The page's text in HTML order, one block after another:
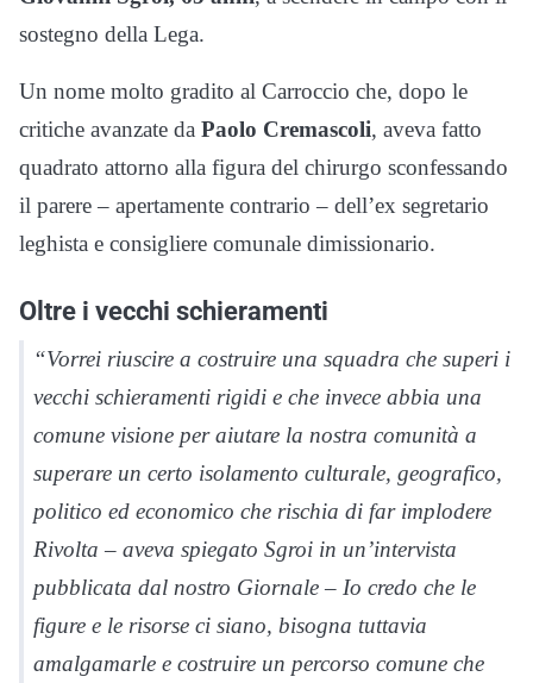
sostegno della Lega.
Un nome molto gradito al Carroccio che, dopo le
critiche avanzate da Paolo Cremascoli, aveva fatto
quadrato attorno alla figura del chirurgo sconfessando
il parere – apertamente contrario – dell’ex segretario
leghista e consigliere comunale dimissionario.
Oltre i vecchi schieramenti
“Vorrei riuscire a costruire una squadra che superi i
vecchi schieramenti rigidi e che invece abbia una
comune visione per aiutare la nostra comunità a
superare un certo isolamento culturale, geografico,
politico ed economico che rischia di far implodere
Rivolta – aveva spiegato Sgroi in un’intervista
pubblicata dal nostro Giornale – Io credo che le
figure e le risorse ci siano, bisogna tuttavia
amalgamarle e costruire un percorso comune che